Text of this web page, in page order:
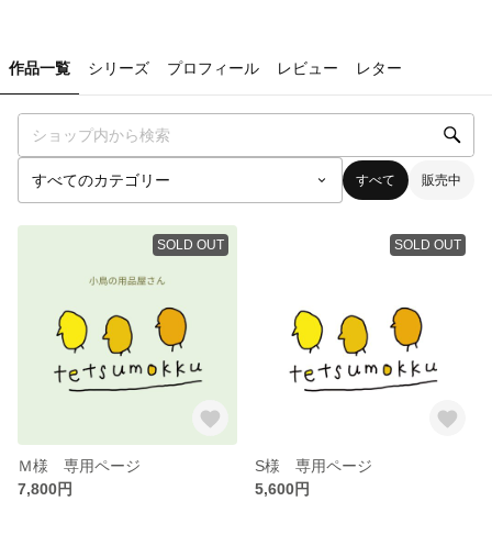
作品一覧 シリーズ プロフィール レビュー レター
すべて 販売中
SOLD OUT
Ｍ様 専用ページ
7,800円
SOLD OUT
S様 専用ページ
5,600円